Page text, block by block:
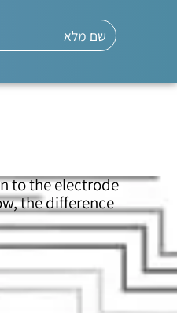
to the electrode
the difference